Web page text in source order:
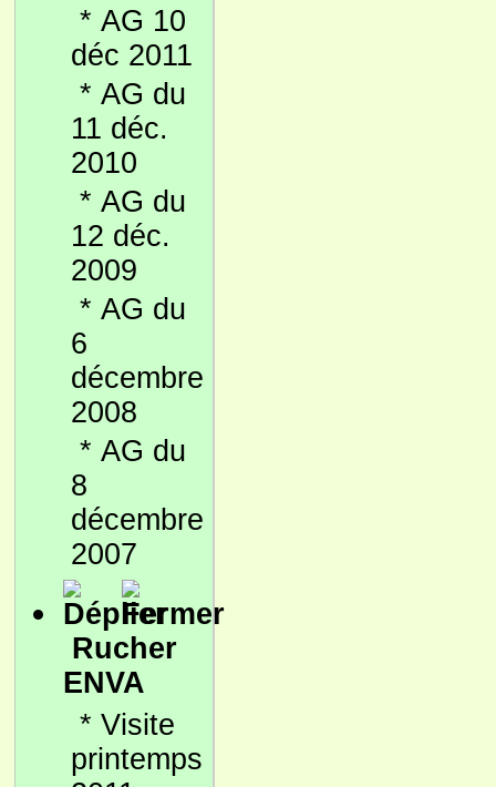
* AG 10
déc 2011
* AG du
11 déc.
2010
* AG du
12 déc.
2009
* AG du
6
décembre
2008
* AG du
8
décembre
2007
Rucher
ENVA
* Visite
printemps